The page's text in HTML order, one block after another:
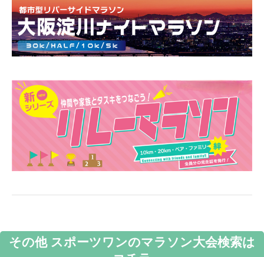
その他 スポーツワンのマラソン大会検索は